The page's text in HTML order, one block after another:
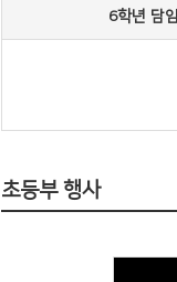
6학년 담임
초등부 행사